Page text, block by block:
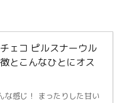
ェコ ピルスナーウル
とこんなひとにオス
な感じ！ まったりした甘い